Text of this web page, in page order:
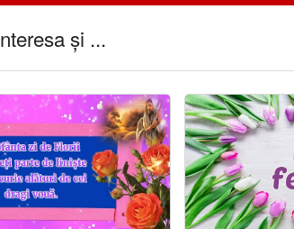
și ...